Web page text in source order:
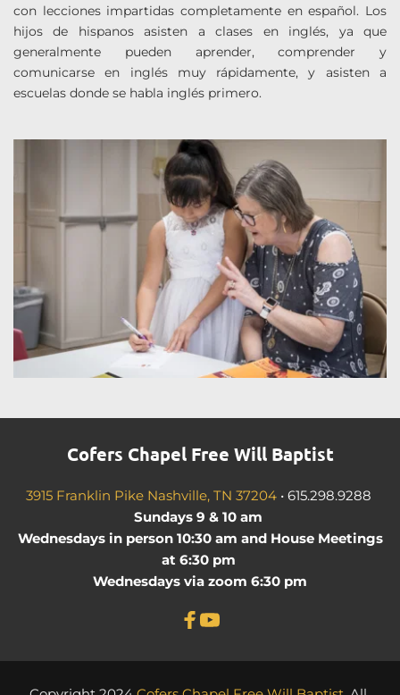
con lecciones impartidas completamente en español. Los
hijos de hispanos asisten a clases en inglés, ya que
generalmente pueden aprender, comprender y
comunicarse en inglés muy rápidamente, y asisten a
escuelas donde se habla inglés primero.
Cofers Chapel Free Will Baptist
3915 Franklin Pike Nashville, TN 37204 • 615.298.9288
Sundays 9 & 10 am
at 6:30 pm
Wednesdays via zoom 6:30 pm